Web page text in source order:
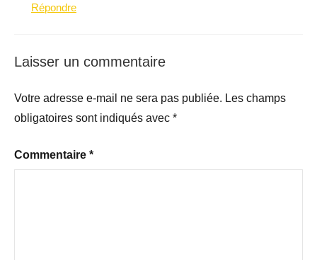
Répondre
Laisser un commentaire
Votre adresse e-mail ne sera pas publiée. Les champs
obligatoires sont indiqués avec *
Commentaire *